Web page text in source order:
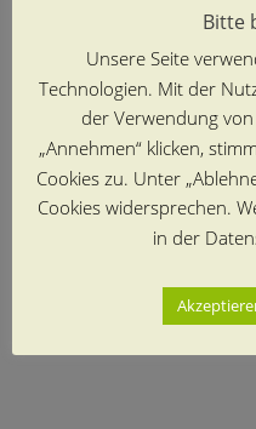
Bitte
Unsere Seite
Technologien. Mit der
der Verwendung
„Annehmen“ klicken,
Cookies zu. Unter
Cookies widersprechen.
in der